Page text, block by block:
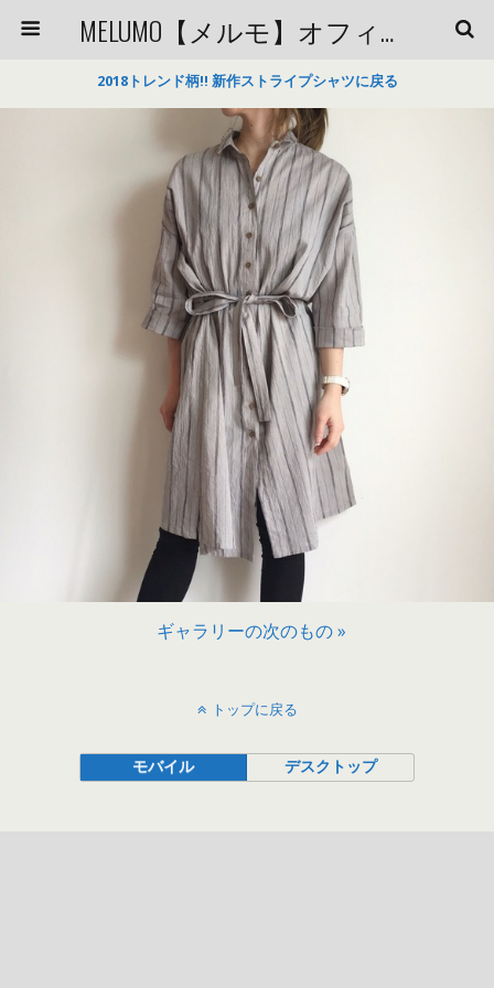
MELUMO【メルモ】オフィシャルブログ
2018トレンド柄!! 新作ストライプシャツに戻る
ギャラリーの次のもの »
トップに戻る
モバイル デスクトップ